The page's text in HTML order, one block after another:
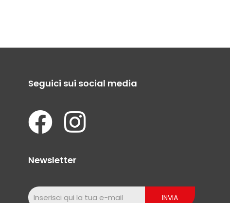
Seguici sui social media
Newsletter